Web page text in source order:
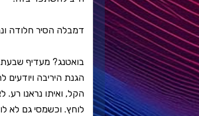
דמבלה הסיר חלודה
בואטנג? מעדיף
הגנת היריבה
הקל, ואיתו נראנו
לוחץ. וכשמסי גם לא